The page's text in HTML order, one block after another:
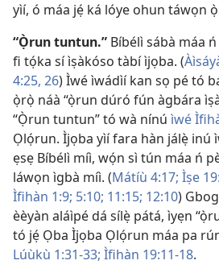
yìí, ó máa jẹ́ ká lóye ohun táwọn
“Ọ̀run tuntun.” Bíbélì sábà máa
fi tọ́ka sí ìṣàkóso tàbí ìjọba. (
4:25, 26) Ìwé ìwádìí kan sọ pé tó
ọ̀rọ̀ náà “ọ̀run dúró fún àgbára
“Ọ̀run tuntun” tó wà nínú ìwé
Ọlọ́run. Ìjọba yìí fara hàn jálẹ̀ inú
ẹsẹ Bíbélì míì, wọ́n sì tún máa ń
láwọn ìgbà míì. (Mátíù 4:17; Ìṣe
Ìfihàn 1:9; 5:10; 11:15; 12:10)
èèyàn aláìpé dá sílẹ̀ pátá, ìyẹn
tó jẹ́ Ọba Ìjọba Ọlọ́run máa pa
Lúùkù 1:31-33; Ìfihàn 19:11-18.